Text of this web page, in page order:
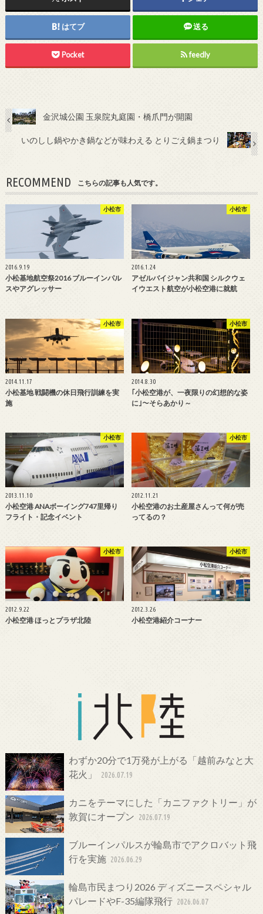
はてブ 送る
Pocket feedly
金沢城公園 玉泉院丸庭園・橋爪門が開園
いのしし鍋やかき鍋などが味わえる とりごえ鍋まつり
RECOMMEND こちらの記事も人気です。
小松市
2016.9.19
小松基地航空祭2016 ブルーインパル
スやアグレッサー
小松市
2016.1.24
アゼルバイジャン共和国 シルクウェ
イウエスト航空が小松空港に就航
小松市
2014.11.17
小松基地 戦闘機の休日飛行訓練を実
施
小松市
2014.8.30
｢小松空港が、一夜限りの幻想的な姿
に｣～そらあかり～
小松市
2013.11.10
小松空港 ANAボーイング747里帰り
フライト・記念イベント
小松市
2012.11.21
小松空港のお土産屋さんって何が売
ってるの？
小松市
2012.9.22
小松空港 ほっとプラザ北陸
小松市
2012.3.26
小松空港紹介コーナー
わずか20分で1万発が上がる「越前みなと大
花火」
2026.07.19
カニをテーマにした「カニファクトリー」が
敦賀にオープン 2026.07.19
ブルーインパルスが輪島市でアクロバット飛
行を実施 2026.06.29
輪島市民まつり2026 ディズニースペシャル
パレードやF-35編隊飛行 2026.06.07